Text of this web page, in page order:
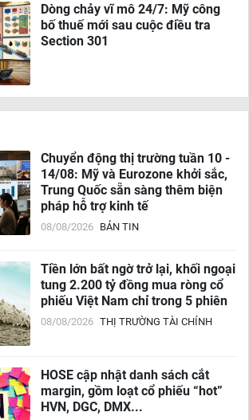
Dòng chảy vĩ mô 24/7: Mỹ công
bố thuế mới sau cuộc điều tra
Section 301
Chuyển động thị trường tuần 10 -
14/08: Mỹ và Eurozone khởi sắc,
Trung Quốc sẵn sàng thêm biện
pháp hỗ trợ kinh tế
08/08/2026 BẢN TIN
Tiền lớn bất ngờ trở lại, khối ngoại
tung 2.200 tỷ đồng mua ròng cổ
phiếu Việt Nam chỉ trong 5 phiên
08/08/2026 THỊ TRƯỜNG TÀI CHÍNH
HOSE cập nhật danh sách cắt
margin, gồm loạt cổ phiếu “hot”
HVN, DGC, DMX...